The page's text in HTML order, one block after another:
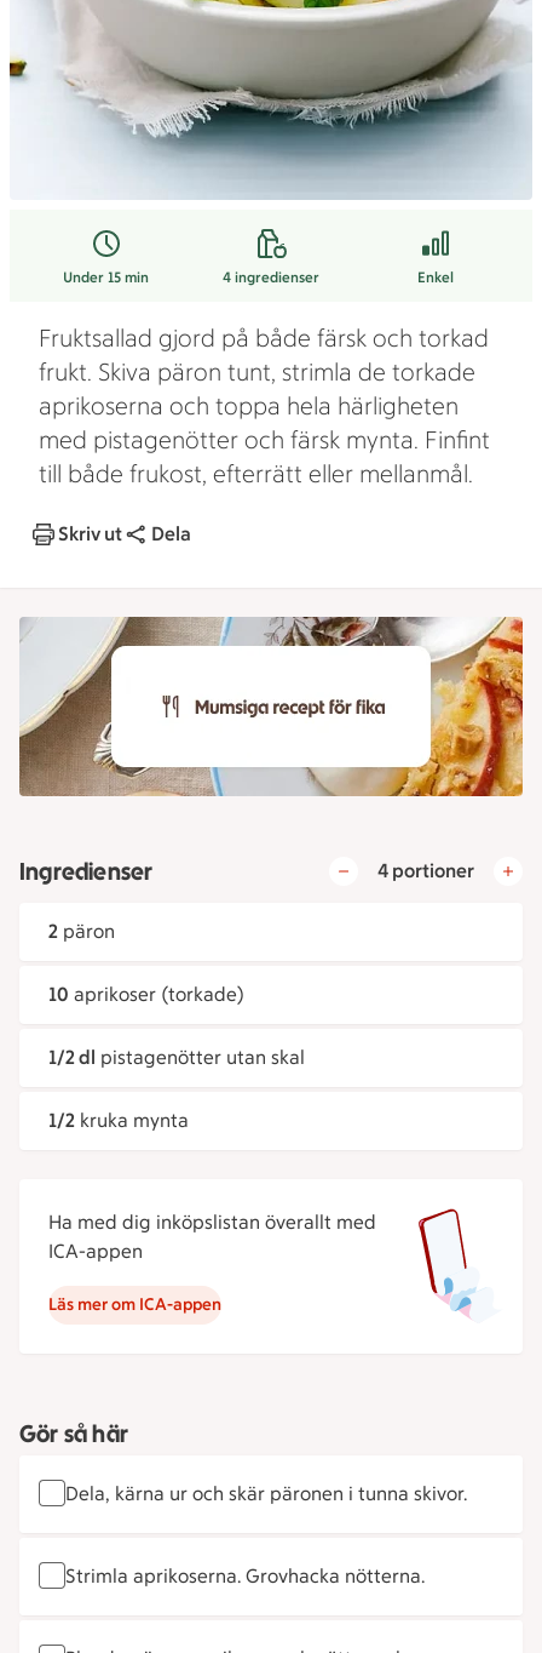
Under 15 min 4 ingredienser Enkel
Fruktsallad gjord på både färsk och torkad
frukt. Skiva päron tunt, strimla de torkade
aprikoserna och toppa hela härligheten
med pistagenötter och färsk mynta. Finfint
till både frukost, efterrätt eller mellanmål.
Skriv ut Dela
Ingredienser 4 portioner
2 päron
10 aprikoser (torkade)
1/2 dl pistagenötter utan skal
1/2 kruka mynta
Ha med dig inköpslistan överallt med
ICA-appen
Läs mer om ICA-appen
Gör så här
Dela, kärna ur och skär päronen i tunna skivor.
Strimla aprikoserna. Grovhacka nötterna.